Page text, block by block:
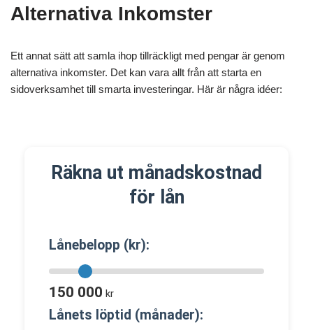
Alternativa Inkomster
Ett annat sätt att samla ihop tillräckligt med pengar är genom
alternativa inkomster. Det kan vara allt från att starta en
sidoverksamhet till smarta investeringar. Här är några idéer:
Räkna ut månadskostnad
för lån
Lånebelopp (kr):
150 000 kr
Lånets löptid (månader):